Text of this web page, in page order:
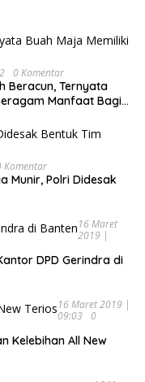
0 Komentar
Beracun, Ternyata
Manfaat Bagi
Komentar
Munir, Polri Didesak
16 Maret
2019 |
DPD Gerindra di
16 Maret 2019 |
09:03
0
Kelebihan All New